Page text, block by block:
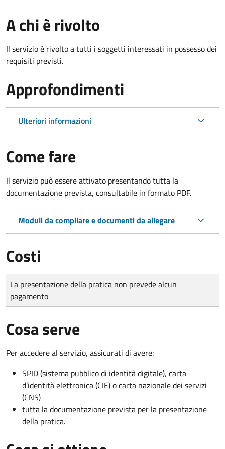
A chi è rivolto
Il servizio è rivolto a tutti i soggetti interessati in possesso dei
requisiti previsti.
Approfondimenti
Ulteriori informazioni
Come fare
Il servizio può essere attivato presentando tutta la
documentazione prevista, consultabile in formato PDF.
Moduli da compilare e documenti da allegare
Costi
Tipo di pagamento
Importo
La presentazione della pratica non prevede alcun
pagamento
Cosa serve
Per accedere al servizio, assicurati di avere:
SPID (sistema pubblico di identità digitale), carta
d’identità elettronica (CIE) o carta nazionale dei servizi
(CNS)
tutta la documentazione prevista per la presentazione
della pratica.